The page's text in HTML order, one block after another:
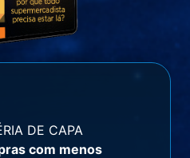
DE CAPA
com menos